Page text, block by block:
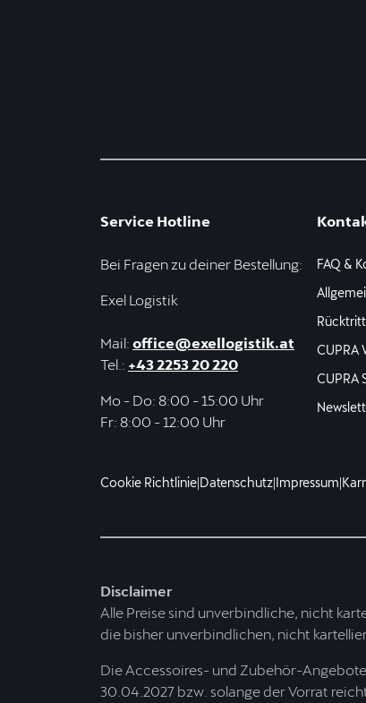
Service Hotline
Bei Fragen zu deiner Bestellung:
Exel Logistik
Mail: office@exellogistik.at
Tel.: +43 2253 20 220
Mo - Do: 8:00 - 15:00 Uhr
Fr: 8:00 - 12:00 Uhr
FAQ &
CUPRA
CUPRA
Cookie Richtlinie|Datenschutz|Impressum|
Disclaimer
Alle Preise sind unverbindliche, nicht
die bisher unverbindlichen, nicht
Die Accessoires- und Zubehör-
30.04.2027 bzw. solange der Vorrat